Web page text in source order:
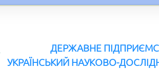
ДЕРЖАВНЕ
УКРАЇНСЬКИЙ НАУКОВО-